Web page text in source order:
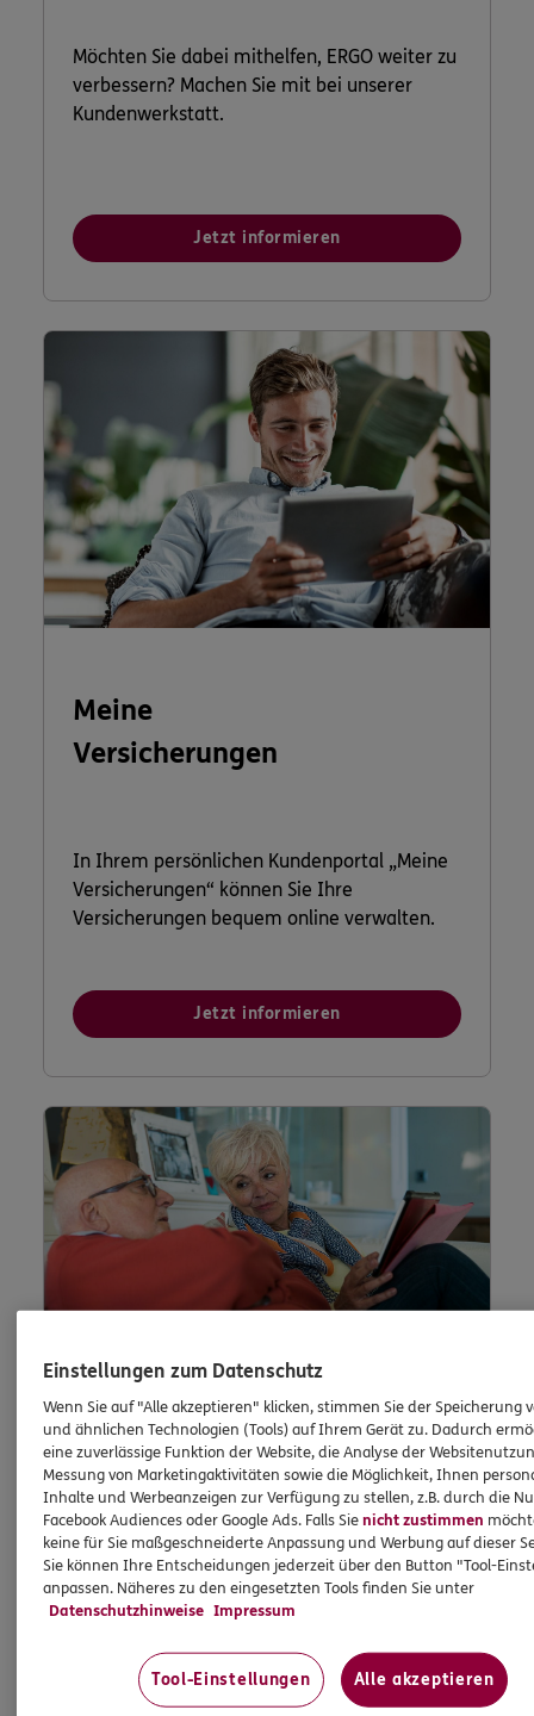
Möchten Sie dabei mithelfen, ERGO weiter zu
verbessern? Machen Sie mit bei unserer
Kundenwerkstatt.
Jetzt informieren
Meine
Versicherungen
In Ihrem persönlichen Kundenportal „Meine
Versicherungen“ können Sie Ihre
Versicherungen bequem online verwalten.
Jetzt informieren
Lob und
Beschwerde
Waren Sie unzufrieden mit uns oder möchten
Sie uns loben? Dann können Sie uns Ihre
Meinung hier mitteilen.
Einstellungen zum Datenschutz
Wenn Sie auf "Alle akzeptieren" klicken, stimmen Sie der Speicherung
und ähnlichen Technologien (Tools) auf Ihrem Gerät zu. Dadurch
eine zuverlässige Funktion der Website, die Analyse der
Messung von Marketingaktivitäten sowie die Möglichkeit, Ihnen
Inhalte und Werbeanzeigen zur Verfügung zu stellen, z.B. durch die
Facebook Audiences oder Google Ads. Falls Sienicht zustimmen
keine für Sie maßgeschneiderte Anpassung und Werbung auf dieser
Sie können Ihre Entscheidungen jederzeit über den Button "Tool-
anpassen. Näheres zu den eingesetzten Tools finden Sie unter
Datenschutzhinweise Impressum
Tool-Einstellungen Alle akzeptieren